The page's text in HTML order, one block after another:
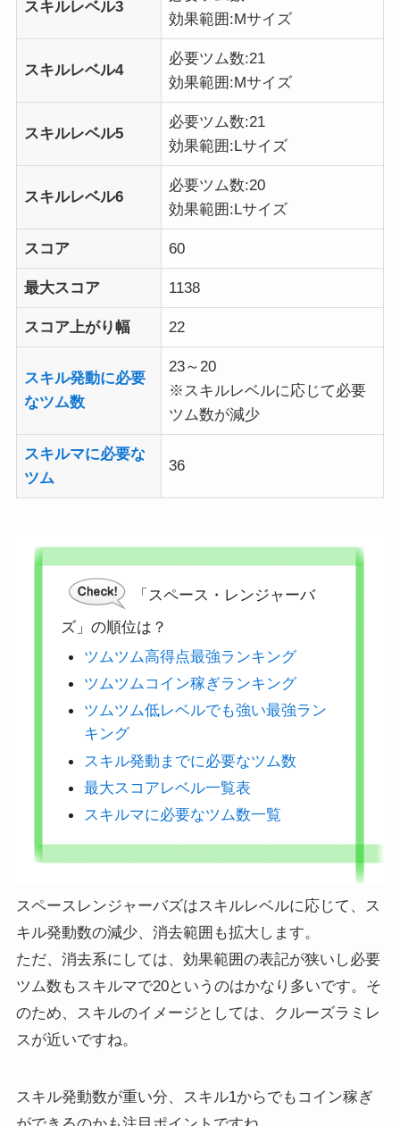
スキルレベル3
効果範囲:Mサイズ
スキルレベル4
必要ツム数:21
効果範囲:Mサイズ
スキルレベル5
必要ツム数:21
効果範囲:Lサイズ
スキルレベル6
必要ツム数:20
効果範囲:Lサイズ
スコア 60
最大スコア 1138
スコア上がり幅 22
スキル発動に必要
なツム数
23～20
※スキルレベルに応じて必要
ツム数が減少
スキルマに必要な
ツム
36
「スペース・レンジャーバ
ズ」の順位は？
ツムツム高得点最強ランキング
ツムツムコイン稼ぎランキング
ツムツム低レベルでも強い最強ラン
キング
スキル発動までに必要なツム数
最大スコアレベル一覧表
スキルマに必要なツム数一覧
スペースレンジャーバズはスキルレベルに応じて、ス
キル発動数の減少、消去範囲も拡大します。
ただ、消去系にしては、効果範囲の表記が狭いし必要
ツム数もスキルマで20というのはかなり多いです。そ
のため、スキルのイメージとしては、クルーズラミレ
スが近いですね。
スキル発動数が重い分、スキル1からでもコイン稼ぎ